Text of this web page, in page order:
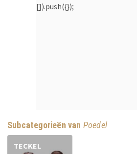
[]).push({});
Subcategorieën van Poedel
TECKEL